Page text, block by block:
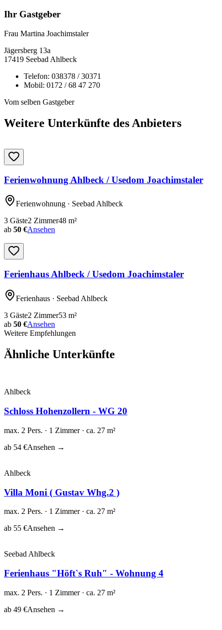
Ihr Gastgeber
Frau Martina Joachimstaler
Jägersberg 13a
17419 Seebad Ahlbeck
Telefon: 038378 / 30371
Mobil: 0172 / 68 47 270
Vom selben Gastgeber
Weitere Unterkünfte des Anbieters
Ferienwohnung Ahlbeck / Usedom Joachimstaler
Ferienwohnung · Seebad Ahlbeck
3 Gäste2 Zimmer48 m²
ab 50 €Ansehen
Ferienhaus Ahlbeck / Usedom Joachimstaler
Ferienhaus · Seebad Ahlbeck
3 Gäste2 Zimmer53 m²
ab 50 €Ansehen
Weitere Empfehlungen
Ähnliche Unterkünfte
Ahlbeck
Schloss Hohenzollern - WG 20
max. 2 Pers. · 1 Zimmer · ca. 27 m²
ab 54 €Ansehen →
Ahlbeck
Villa Moni ( Gustav Whg.2 )
max. 2 Pers. · 1 Zimmer · ca. 27 m²
ab 55 €Ansehen →
Seebad Ahlbeck
Ferienhaus "Höft`s Ruh" - Wohnung 4
max. 2 Pers. · 1 Zimmer · ca. 27 m²
ab 49 €Ansehen →